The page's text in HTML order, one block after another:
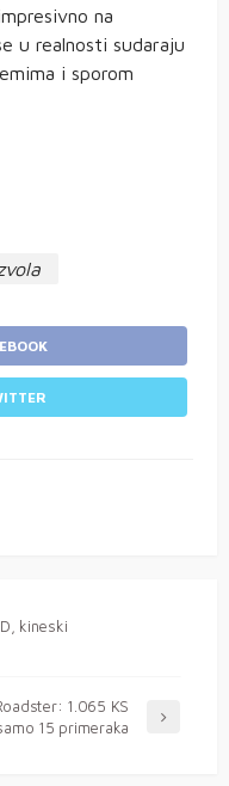
na
u realnosti sudaraju
i sporom
kineski
1.065 KS
15 primeraka